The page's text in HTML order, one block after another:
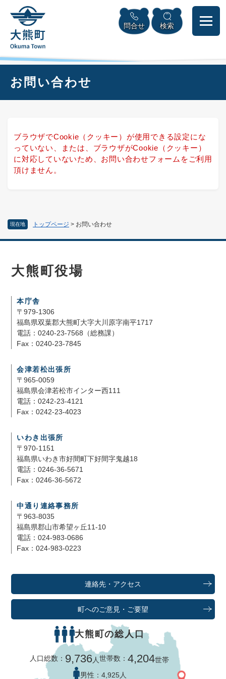
頭
メニューを飛ばして本文へ
問合せ 検索
現在地 トップページ > お問い合わせ
お問い合わせ
ブラウザでCookie（クッキー）が使用できる設定にな
っていない、または、ブラウザがCookie（クッキー）
に対応していないため、お問い合わせフォームをご利用
頂けません。
大熊町役場
本庁舎
〒979-1306
福島県双葉郡大熊町大字大川原字南平1717
電話：0240-23-7568（総務課）
Fax：0240-23-7845
会津若松出張所
〒965-0059
福島県会津若松市インター西111
電話：0242-23-4121
Fax：0242-23-4023
いわき出張所
〒970-1151
福島県いわき市好間町下好間字鬼越18
電話：0246-36-5671
Fax：0246-36-5672
中通り連絡事務所
〒963-8035
福島県郡山市希望ヶ丘11-10
電話：024-983-0686
Fax：024-983-0223
連絡先・アクセス
町へのご意見・ご要望
大熊町の総人口
人口総数： 9,736人世帯数：4,204世帯
男性： 4,925人